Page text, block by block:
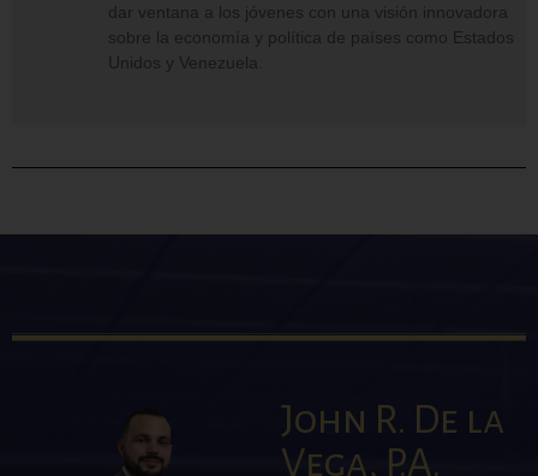
dar ventana a los jóvenes con una visión innovadora
sobre la economía y política de países como Estados
Unidos y Venezuela.
John R. De la
Vega, P.A.